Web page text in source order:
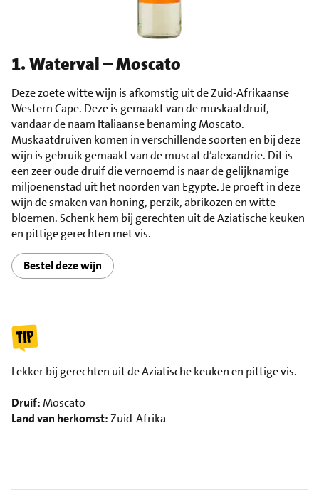
1. Waterval – Moscato
Deze zoete witte wijn is afkomstig uit de Zuid-Afrikaanse
Western Cape. Deze is gemaakt van de muskaatdruif,
vandaar de naam Italiaanse benaming Moscato.
Muskaatdruiven komen in verschillende soorten en bij deze
wijn is gebruik gemaakt van de muscat d’alexandrie. Dit is
een zeer oude druif die vernoemd is naar de gelijknamige
miljoenenstad uit het noorden van Egypte. Je proeft in deze
wijn de smaken van honing, perzik, abrikozen en witte
bloemen. Schenk hem bij gerechten uit de Aziatische keuken
en pittige gerechten met vis.
Bestel deze wijn
Lekker bij gerechten uit de Aziatische keuken en pittige vis.
Druif:Moscato
Land van herkomst:Zuid-Afrika